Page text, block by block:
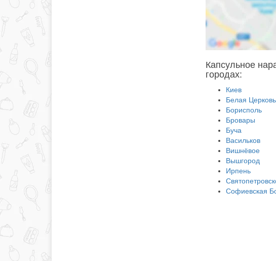
Капсульное
городах:
Киев
Белая Церковь
Борисполь
Бровары
Буча
Васильков
Вишнёвое
Вышгород
Ирпень
Софиевская